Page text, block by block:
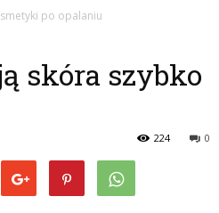
po opalaniu
skóra szybko
0
224